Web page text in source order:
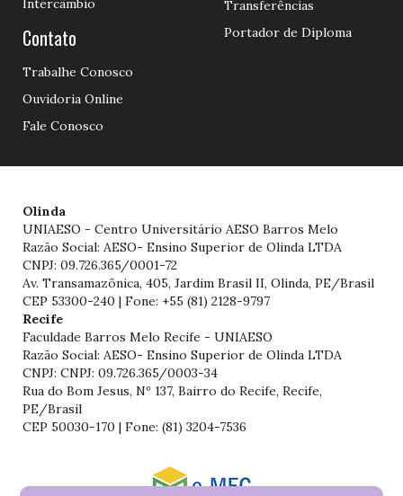
Intercâmbio
Contato
Trabalhe Conosco
Ouvidoria Online
Fale Conosco
Transferências
Portador de Diploma
Olinda
UNIAESO - Centro Universitário AESO Barros Melo
Razão Social: AESO- Ensino Superior de Olinda LTDA
CNPJ: 09.726.365/0001-72
Av. Transamazônica, 405, Jardim Brasil II, Olinda, PE/Brasil
CEP 53300-240 | Fone: +55 (81) 2128-9797
Recife
Faculdade Barros Melo Recife - UNIAESO
Razão Social: AESO- Ensino Superior de Olinda LTDA
CNPJ: CNPJ: 09.726.365/0003-34
Rua do Bom Jesus, Nº 137, Bairro do Recife, Recife,
PE/Brasil
CEP 50030-170 | Fone: (81) 3204-7536